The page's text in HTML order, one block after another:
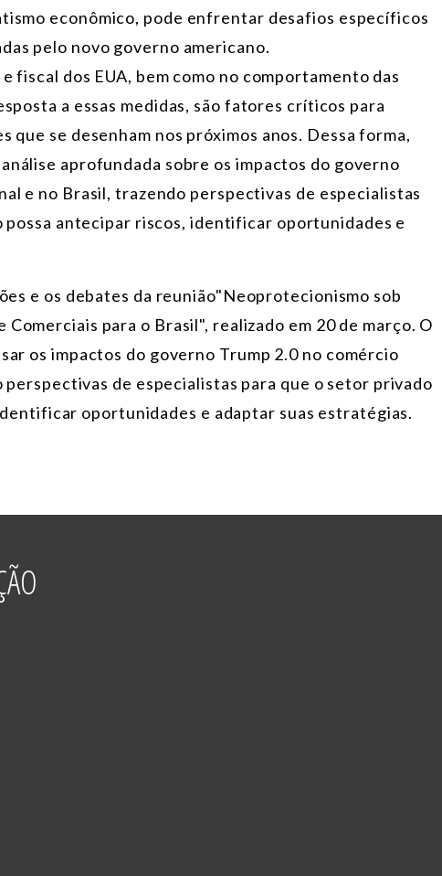
econômico, pode enfrentar desafios específicos
pelo novo governo americano.
fiscal dos EUA, bem como no comportamento das
a essas medidas, são fatores críticos para
se desenham nos próximos anos. Dessa forma,
aprofundada sobre os impactos do governo
e no Brasil, trazendo perspectivas de especialistas
antecipar riscos, identificar oportunidades e
e os debates da reunião"Neoprotecionismo sob
para o Brasil", realizado em 20 de março. O
os impactos do governo Trump 2.0 no comércio
de especialistas para que o setor privado
oportunidades e adaptar suas estratégias.